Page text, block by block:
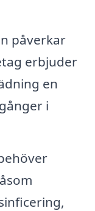
påverkar
erbjuder
en
i